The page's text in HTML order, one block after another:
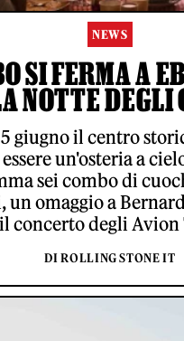
NEWS
SI FERMA A
NOTTE DEGLI
giugno il centro
un'osteria a
sei combo di
un omaggio a
concerto degli Avion
DI ROLLING STONE IT